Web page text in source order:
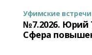
Уфимские встречи
№7.2026. Юрий
Сфера